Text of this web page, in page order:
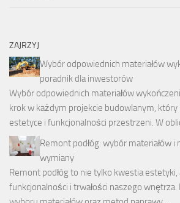
ZAJRZYJ
Wybór odpowiednich materiałów
poradnik dla inwestorów
Wybór odpowiednich materiałów
krok w każdym projekcie budowlanym,
estetyce i funkcjonalności przestrzeni. W
Remont podłóg: wybór materiałów
wymiany
Remont podłóg to nie tylko kwestia estetyki,
funkcjonalności i trwałości naszego wnętrza.